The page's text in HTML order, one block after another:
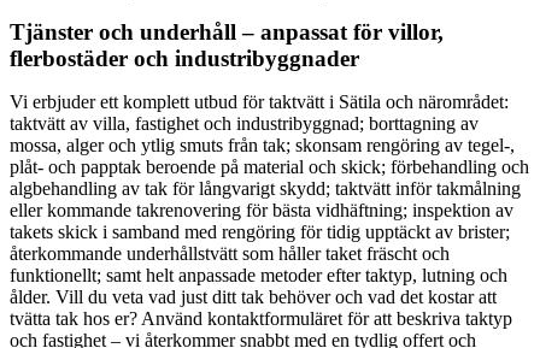
Tjänster och underhåll – anpassat för villor,
flerbostäder och industribyggnader
Vi erbjuder ett komplett utbud för taktvätt i Sätila och närområdet:
taktvätt av villa, fastighet och industribyggnad; borttagning av
mossa, alger och ytlig smuts från tak; skonsam rengöring av tegel-,
plåt- och papptak beroende på material och skick; förbehandling och
algbehandling av tak för långvarigt skydd; taktvätt inför takmålning
eller kommande takrenovering för bästa vidhäftning; inspektion av
takets skick i samband med rengöring för tidig upptäckt av brister;
återkommande underhållstvätt som håller taket fräscht och
funktionellt; samt helt anpassade metoder efter taktyp, lutning och
ålder. Vill du veta vad just ditt tak behöver och vad det kostar att
tvätta tak hos er? Använd kontaktformuläret för att beskriva taktyp
och fastighet – vi återkommer snabbt med en tydlig offert och